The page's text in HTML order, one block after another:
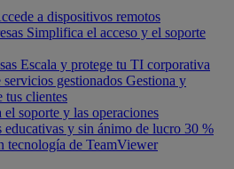
a dispositivos remotos
Simplifica el acceso y el soporte
Escala y protege tu TI corporativa
servicios gestionados Gestiona y
tus clientes
soporte y las operaciones
educativas y sin ánimo de lucro 30 %
tecnología de TeamViewer